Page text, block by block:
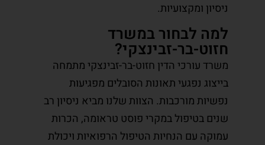
ניסיון ומקצועיות.
למה לבחור במשרד
חזוט-בר-זבינצקי?
משרד עורכי הדין חזוט-בר-זבינצקי מתמחה
בייצוג נפגעי תאונות הסובלים מפגיעות
נפשיות מורכבות. הצוות שלנו מביא ניסיון רב
שנים בטיפול במקרי פוסט טראומה, הכרות
עמוקה עם הנחיות הטיפול הרפואיות ויכולת